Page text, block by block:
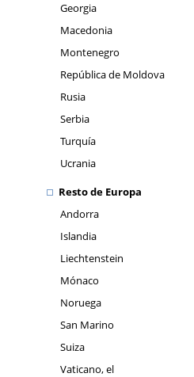
Georgia
Macedonia
Montenegro
República de Moldova
Rusia
Serbia
Turquía
Ucrania
Resto de Europa
Andorra
Islandia
Liechtenstein
Mónaco
Noruega
San Marino
Suiza
Vaticano, el